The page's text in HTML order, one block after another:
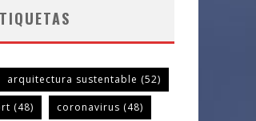
arquitectura sustentable (52)
(48) coronavirus (48)